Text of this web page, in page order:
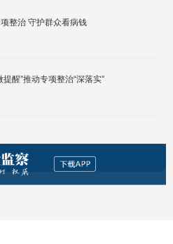
整治 守护群众看病钱
提醒”推动专项整治“深落实”